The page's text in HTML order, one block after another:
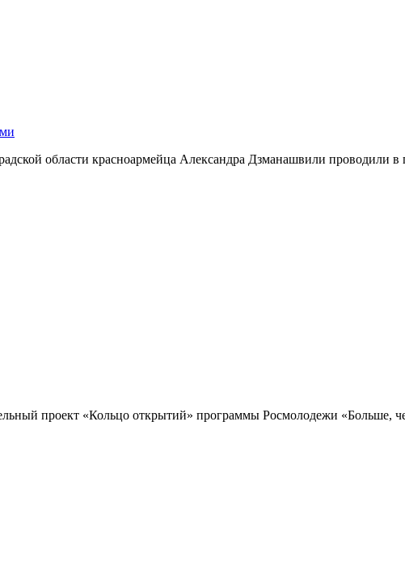
области красноармейца Александра Дзманашвили проводили в
проект «Кольцо открытий» программы Росмолодежи «Больше,